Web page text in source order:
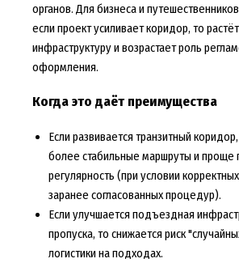
органов. Для бизнеса и
если проект усиливает коридор, то
инфраструктуру и возрастает роль
оформления.
Когда это даёт преимущества
Если развивается транзитный
более стабильные маршруты и проще
регулярность (при условии
заранее согласованных процедур).
Если улучшается подъездная
пропуска, то снижается риск
логистики на подходах.